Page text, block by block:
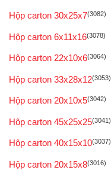
Hộp carton 30x25x7(3082)
Hộp carton 6x11x16(3078)
Hộp carton 22x10x6(3064)
Hộp carton 33x28x12(3053)
Hộp carton 20x10x5(3042)
Hộp carton 45x25x25(3041)
Hộp carton 40x15x10(3037)
Hộp carton 20x15x8(3016)